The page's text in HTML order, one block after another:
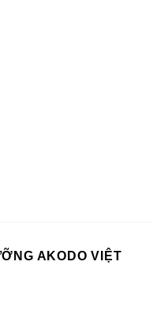
AKODO VIỆT